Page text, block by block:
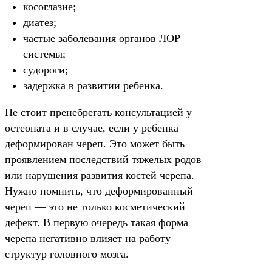
косоглазие;
диатез;
частые заболевания органов ЛОР —
системы;
судороги;
задержка в развитии ребенка.
Не стоит пренебрегать консультацией у
остеопата и в случае, если у ребенка
деформирован череп. Это может быть
проявлением последствий тяжелых родов
или нарушения развития костей черепа.
Нужно помнить, что деформированный
череп — это не только косметический
дефект. В первую очередь такая форма
черепа негативно влияет на работу
структур головного мозга.